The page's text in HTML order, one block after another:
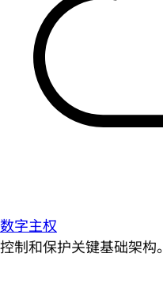
数字主权
控制和保护关键基础架构。